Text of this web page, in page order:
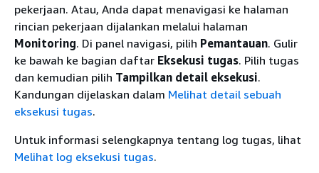
pekerjaan. Atau, Anda dapat menavigasi ke halaman
rincian pekerjaan dijalankan melalui halaman
Monitoring. Di panel navigasi, pilih Pemantauan. Gulir
ke bawah ke bagian daftar Eksekusi tugas. Pilih tugas
dan kemudian pilih Tampilkan detail eksekusi.
Kandungan dijelaskan dalam Melihat detail sebuah
eksekusi tugas.
Untuk informasi selengkapnya tentang log tugas, lihat
Melihat log eksekusi tugas.